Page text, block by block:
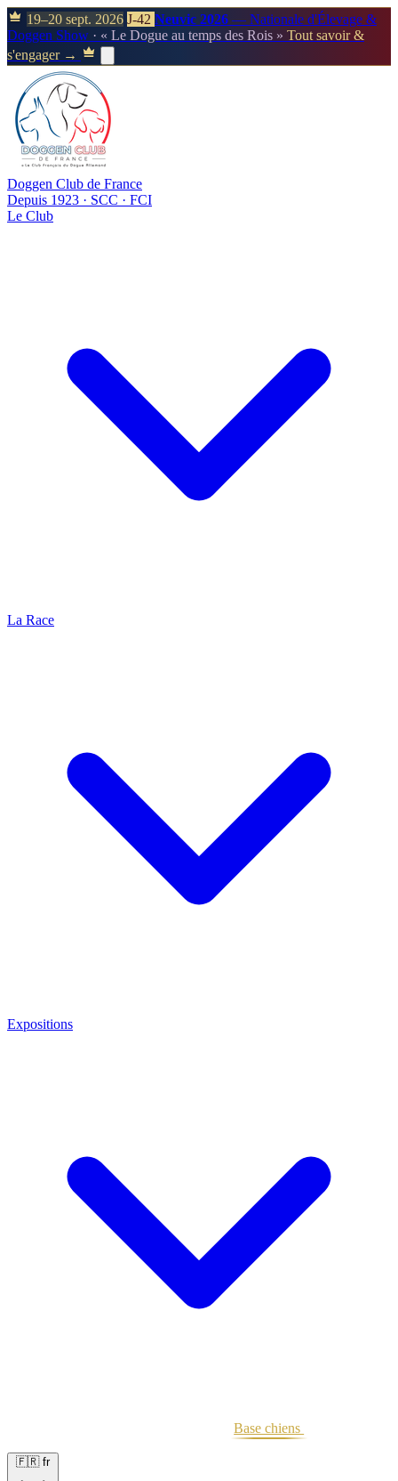
19–20 sept. 2026 J-42 Neuvic 2026 — Nationale d'Élevage &
Doggen Show · « Le Dogue au temps des Rois » Tout savoir &
s'engager →
Doggen Club de France
Depuis 1923 · SCC · FCI
Le Club
La Race
Expositions
Base chiens
🇫🇷 fr